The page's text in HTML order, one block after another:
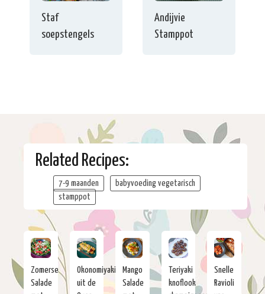
Staf
soepstengels
Andijvie
Stamppot
Related Recipes:
7-9 maanden
babyvoeding vegetarisch
stamppot
Zomerse
Salade
Okonomiyaki
uit de
Mango
Salade
Teriyaki
knoflook
Snelle
Ravioli